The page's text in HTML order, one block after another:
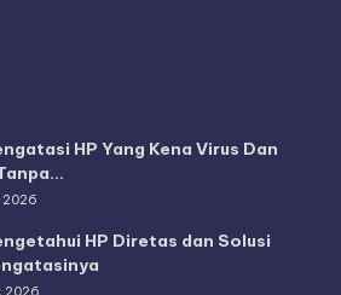
HP Yang Kena Virus Dan
2026
HP Diretas dan Solusi